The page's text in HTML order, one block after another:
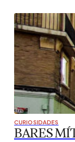
CURIOSIDADES
BARES